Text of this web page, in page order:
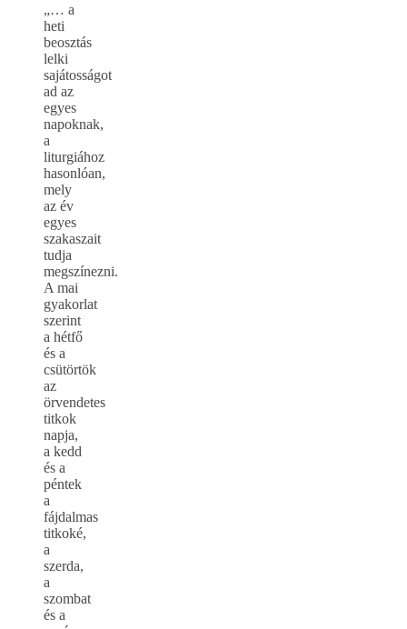
„… a
heti
beosztás
lelki
sajátosságot
ad az
egyes
napoknak,
a
liturgiához
hasonlóan,
mely
az év
egyes
szakaszait
tudja
megszínezni.
A mai
gyakorlat
szerint
a hétfő
és a
csütörtök
az
örvendetes
titkok
napja,
a kedd
és a
péntek
a
fájdalmas
titkoké,
a
szerda,
a
szombat
és a